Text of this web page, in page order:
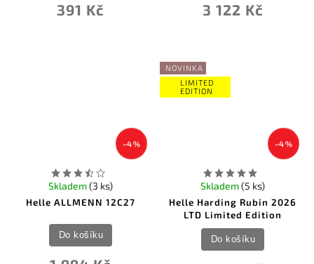
391 Kč 3 122 Kč
–4 %
Helle ALLMENN 12C27
Skladem(3 ks)
Do košíku
NOVINKA
LIMITED
EDITION
–4 %
Helle Harding Rubin 2026
LTD Limited Edition
Skladem(5 ks)
Do košíku